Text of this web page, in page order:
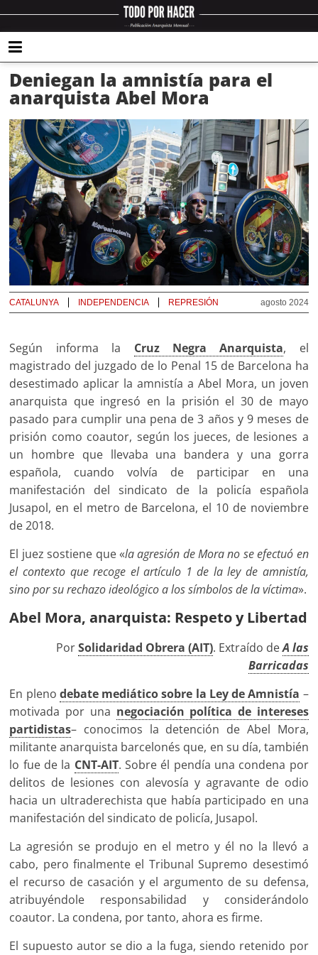
Deniegan la amnistía para el
anarquista Abel Mora
agosto 2024
CATALUNYA INDEPENDENCIA REPRESIÓN
Según informa la Cruz Negra Anarquista, el
magistrado del juzgado de lo Penal 15 de Barcelona ha
desestimado aplicar la amnistía a Abel Mora, un joven
anarquista que ingresó en la prisión el 30 de mayo
pasado para cumplir una pena de 3 años y 9 meses de
prisión como coautor, según los jueces, de lesiones a
un hombre que llevaba una bandera y una gorra
española, cuando volvía de participar en una
manifestación del sindicato de la policía española
Jusapol, en el metro de Barcelona, el 10 de noviembre
de 2018.
El juez sostiene que «la agresión de Mora no se efectuó en
el contexto que recoge el artículo 1 de la ley de amnistía,
sino por su rechazo ideológico a los símbolos de la víctima».
Abel Mora, anarquista: Respeto y Libertad
PorSolidaridad Obrera (AIT). Extraído deA las
Barricadas
En pleno debate mediático sobre la Ley de Amnistía –
motivada por una negociación política de inte­reses
partidistas– conocimos la detención de Abel Mora,
militante anarquista barcelonés que, en su día, también
lo fue de la CNT-AIT. Sobre él pendía una condena por
delitos de lesiones con alevosía y agravante de odio
hacia un ultra­derechista que había participado en una
manifestación del sindica­to de policía, Jusapol.
La agre­sión se produjo en el metro y él no la llevó a
cabo, pero finalmen­te el Tribunal Supremo desestimó
el recurso de casación y el argu­mento de su defensa,
atribuyén­dole responsabilidad y conside­rándolo
coautor. La condena, por tanto, ahora es firme.
El supuesto autor se dio a la fuga, siendo retenido por